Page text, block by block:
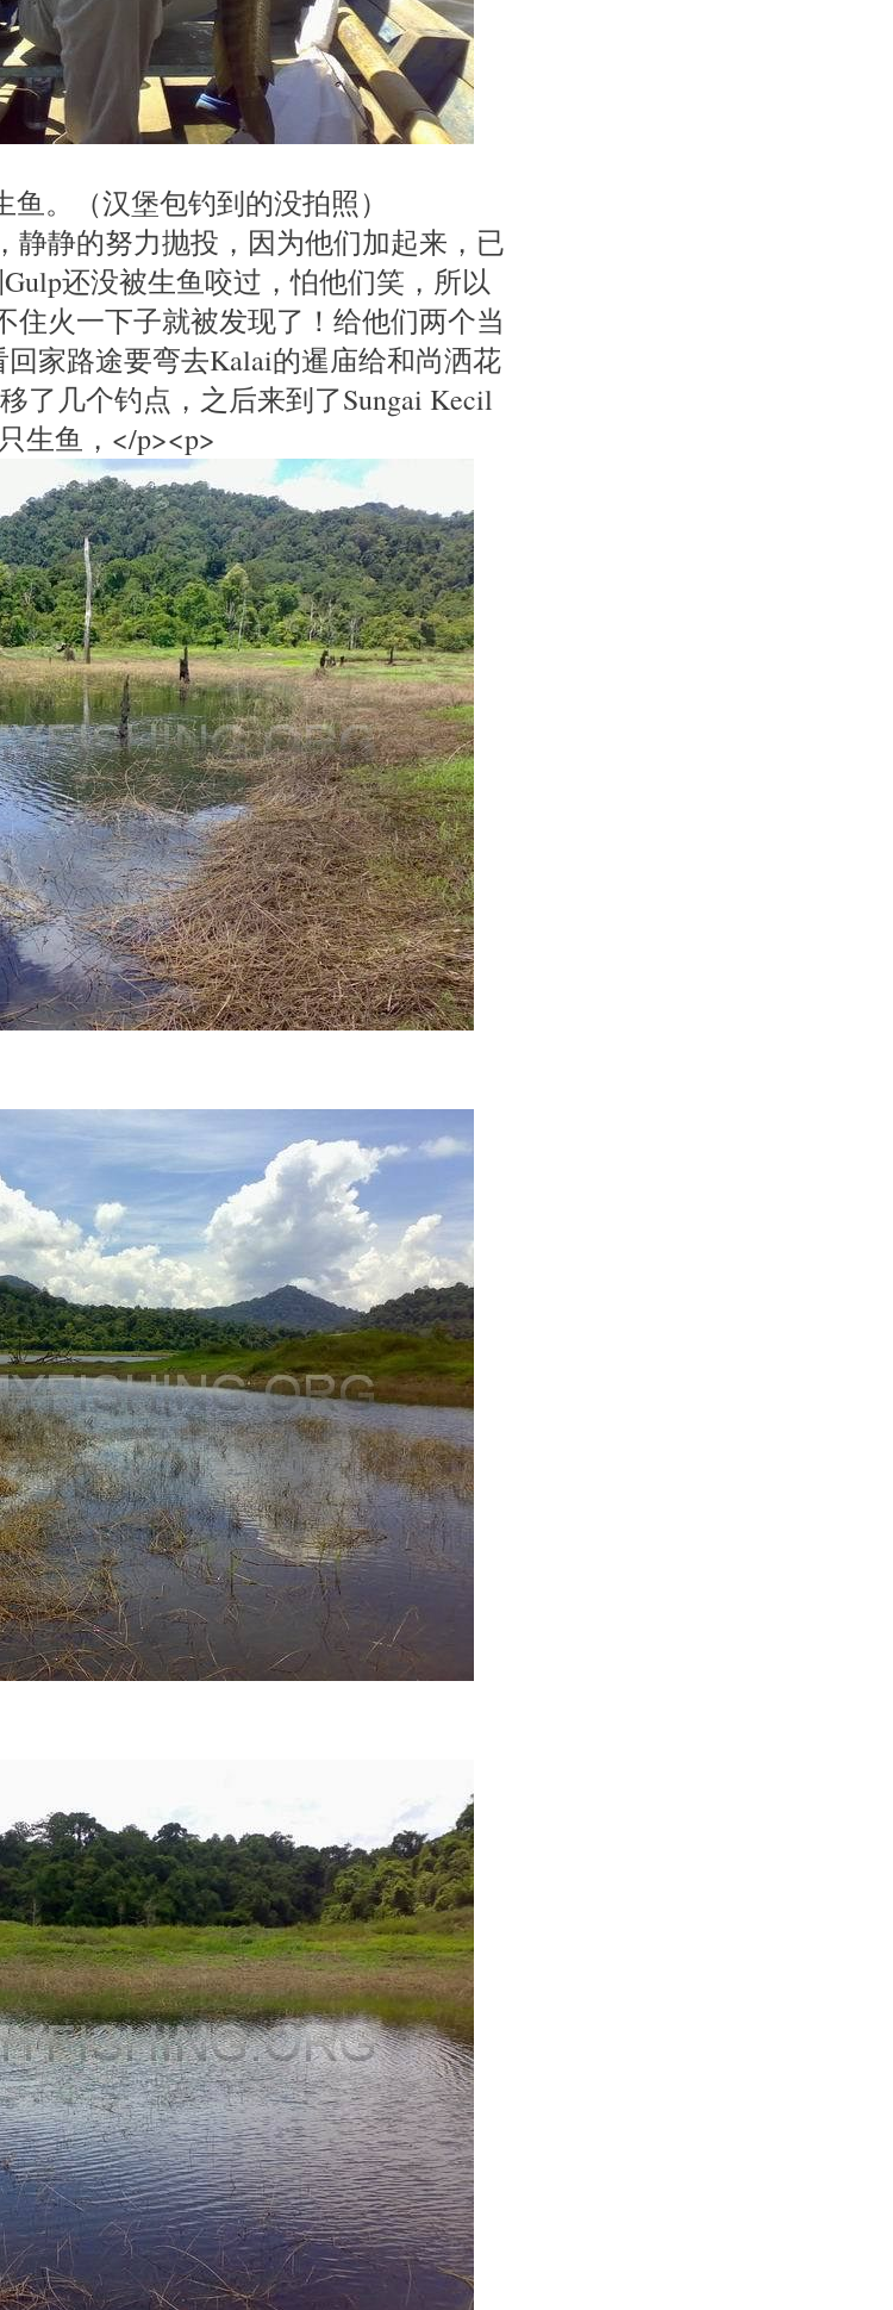
。（汉堡包钓到的没拍照）
静静的努力抛投，因为他们加起来，已
还没被生鱼咬过，怕他们笑，所以
住火一下子就被发现了！给他们两个当
家路途要弯去Kalai的暹庙给和尚洒花
几个钓点，之后来到了Sungai Kecil
生鱼，</p><p>